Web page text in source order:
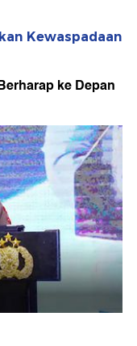
Kewaspadaan
ke Depan